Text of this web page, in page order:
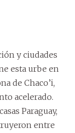
y ciudades
esta urbe en
de Chaco’i,
acelerado.
Paraguay,
entre